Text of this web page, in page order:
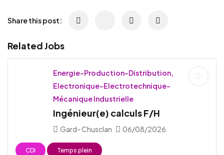
Share this post:
Related Jobs
Energie-Production-Distribution,
Electronique-Electrotechnique-
Mécanique Industrielle
Ingénieur(e) calculs F/H
Gard- Chusclan 06/08/2026
CDI Temps plein